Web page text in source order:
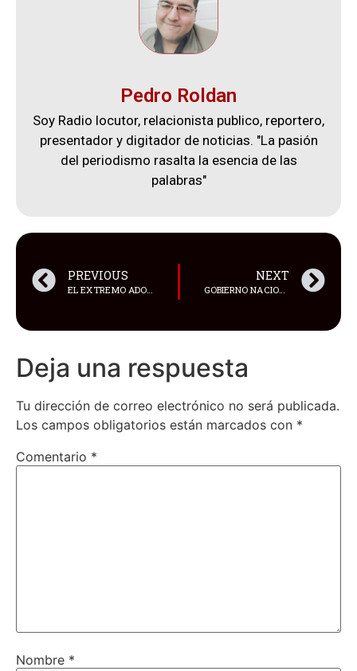
Pedro Roldan
Soy Radio locutor, relacionista publico, reportero,
presentador y digitador de noticias. "La pasión
del periodismo rasalta la esencia de las
palabras"
PREVIOUS
EL EXTREMO ADONIS PRECIADO YA TIENE NUEVO EQUIPO
NEXT
GOBIERNO NACIONAL HA CANCELADO USD 112 MILLONES A SOLCA Y LAS DIALIZADORAS
Deja una respuesta
Tu dirección de correo electrónico no será publicada.
Los campos obligatorios están marcados con *
Comentario *
Nombre *